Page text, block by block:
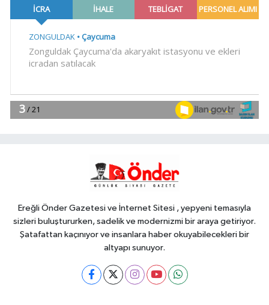
Çiftçi'nin eşinden adalet çağrısı: İki
yıldır mağduruz
10:14 Düzce Yığılca'da Belediye
10:06
Dönüşüm Ödülü... Kamu
Ereğli Önder Gazetesi ve İnternet Sitesi , yepyeni temasıyla
sizleri buluştururken, sadelik ve modernizmi bir araya getiriyor.
Şatafattan kaçınıyor ve insanlara haber okuyabilecekleri bir
altyapı sunuyor.